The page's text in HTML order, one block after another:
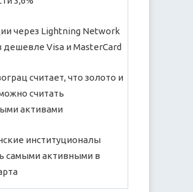
через Lightning Network
дешевле Visa и MasterCard
считает, что золото и
считать
активами
институционалы
самыми активными в